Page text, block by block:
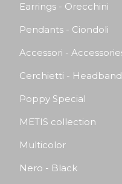
Earrings - Orecchini
Pendants - Ciondoli
Accessori -
Cerchietti -
Poppy Special
METIS collection
Multicolor
Nero - Black